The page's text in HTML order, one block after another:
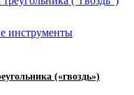
инструменты
(«гвоздь»)